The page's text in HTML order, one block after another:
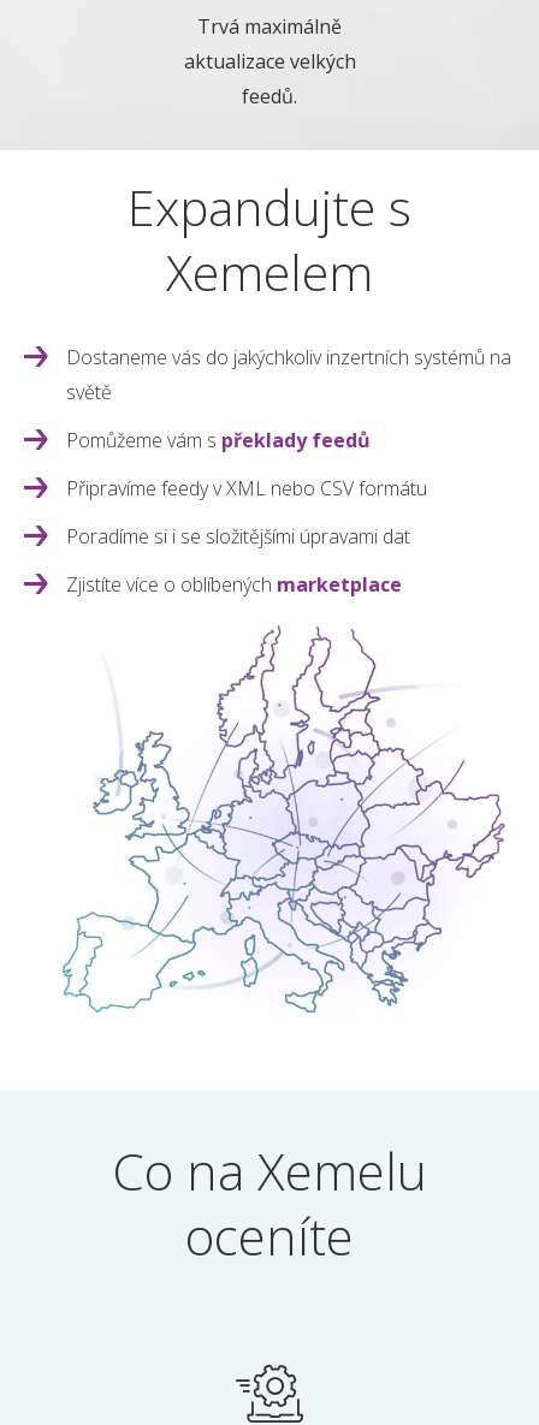
Trvá maximálně
aktualizace velkých
feedů.
Expandujte s
Xemelem
Dostaneme vás do jakýchkoliv inzertních systémů na
světě
Pomůžeme vám s překlady feedů
Připravíme feedy v XML nebo CSV formátu
Poradíme si i se složitějšími úpravami dat
Zjistíte více o oblíbených marketplace
Co na Xemelu
oceníte